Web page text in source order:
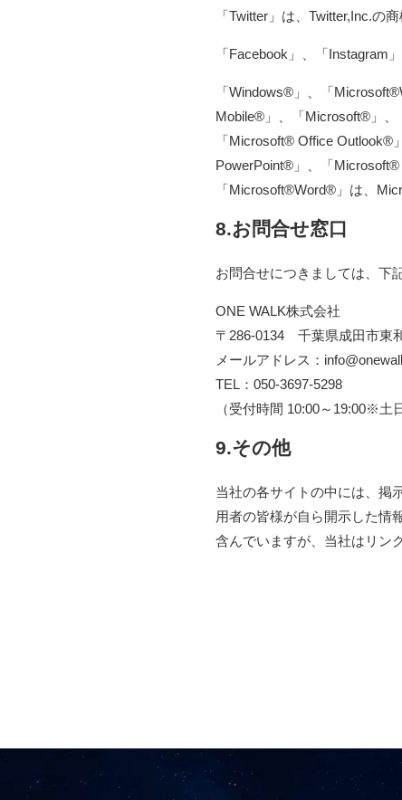
「Twitter」は、Twitter,Inc.の
「Facebook」、「Instagram
「Windows®」、「
Mobile®」、「Microsoft®」
「Microsoft® Office
PowerPoint®」、「
「Microsoft®Word®」は、
8.お問合せ窓口
お問合せにつきましては、下
ONE WALK株式会社
〒286-0134 千葉県成田市東
メールアドレス：
TEL：050-3697-5298
（受付時間 10:00～19:00※土
9.その他
当社の各サイトの中には、掲
用者の皆様が自ら開示した情
含んでいますが、当社はリン